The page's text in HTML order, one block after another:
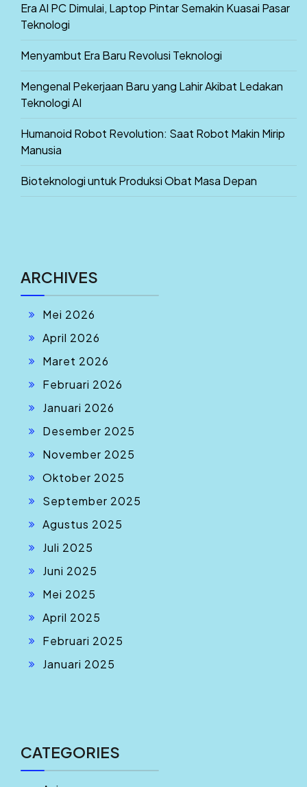
Era AI PC Dimulai, Laptop Pintar Semakin Kuasai Pasar
Teknologi
Menyambut Era Baru Revolusi Teknologi
Mengenal Pekerjaan Baru yang Lahir Akibat Ledakan
Teknologi AI
Humanoid Robot Revolution: Saat Robot Makin Mirip
Manusia
Bioteknologi untuk Produksi Obat Masa Depan
ARCHIVES
Mei 2026
April 2026
Maret 2026
Februari 2026
Januari 2026
Desember 2025
November 2025
Oktober 2025
September 2025
Agustus 2025
Juli 2025
Juni 2025
Mei 2025
April 2025
Februari 2025
Januari 2025
CATEGORIES